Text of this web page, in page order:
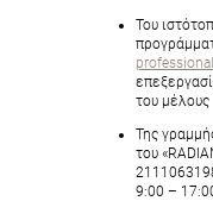
Του
του μέλους
Της
του
9:00 –